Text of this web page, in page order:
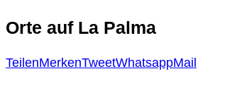
Orte auf La Palma
TeilenMerkenTweetWhatsappMail